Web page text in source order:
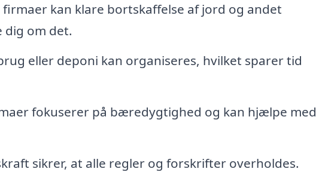
firmaer kan klare bortskaffelse af jord og andet
dig om det.
eller deponi kan organiseres, hvilket sparer tid
fokuserer på bæredygtighed og kan hjælpe med
sikrer, at alle regler og forskrifter overholdes.